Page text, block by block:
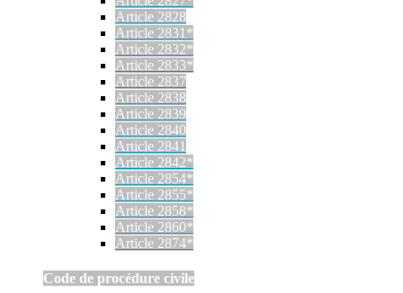
Article 2828
Article 2831*
Article 2832*
Article 2833*
Article 2837
Article 2838
Article 2839
Article 2840
Article 2841
Article 2842*
Article 2854*
Article 2855*
Article 2858*
Article 2860*
Article 2874*
Code de procédure civile